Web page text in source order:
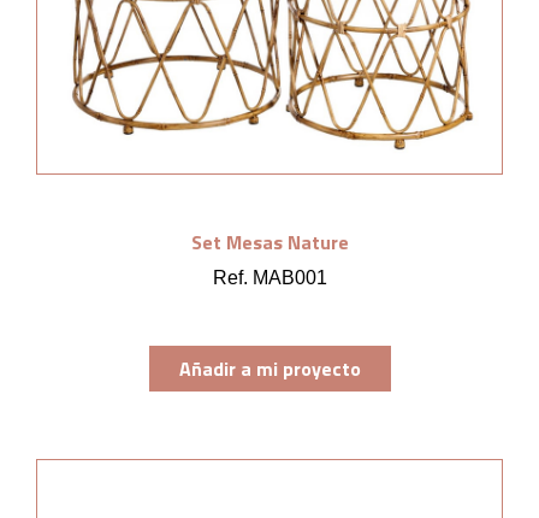
Set Mesas Nature
Ref. MAB001
Añadir a mi proyecto